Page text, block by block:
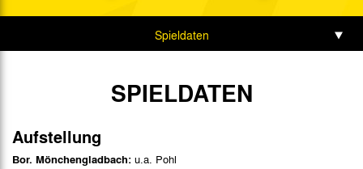
Spieldaten
SPIELDATEN
Aufstellung
Bor. Mönchengladbach: u.a. Pohl